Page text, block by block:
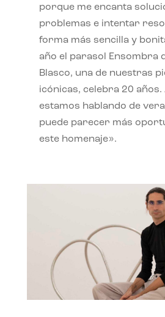
porque me encanta
problemas e intentar
forma más sencilla y
año el parasol Ensombra
Blasco, una de nuestras
icónicas, celebra 20 años.
estamos hablando de
puede parecer más
este homenaje».